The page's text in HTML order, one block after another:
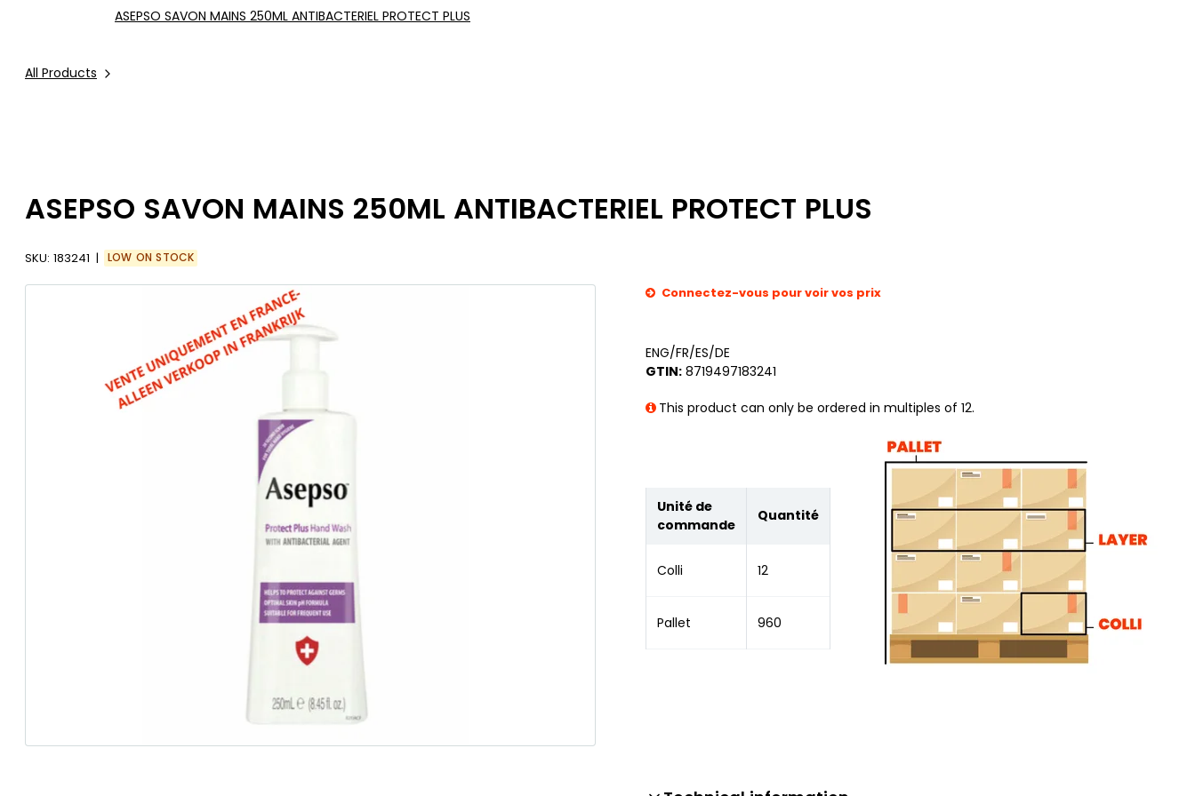
All Products
ASEPSO SAVON MAINS 250ML ANTIBACTERIEL PROTECT PLUS
ASEPSO SAVON MAINS 250ML ANTIBACTERIEL PROTECT PLUS
SKU: 183241 LOW ON STOCK
Connectez-vous pour voir vos prix
ENG/FR/ES/DE
GTIN: 8719497183241
This product can only be ordered in multiples of 12.
Unité de
commande
Quantité
Colli 12
Pallet 960